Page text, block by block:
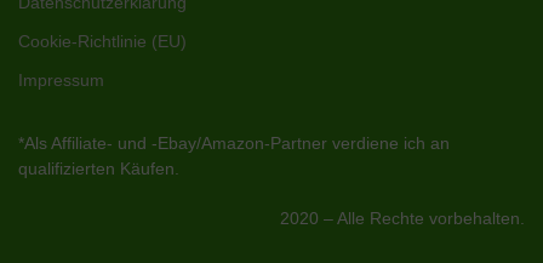
Cookie-Richtlinie (EU)
Impressum
*Als Affiliate- und -Ebay/Amazon-Partner verdiene ich an
qualifizierten Käufen.
2020 – Alle Rechte vorbehalten.